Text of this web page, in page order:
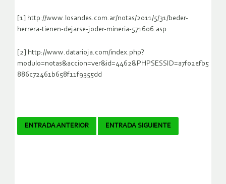
[1] http://www.losandes.com.ar/notas/2011/5/31/beder-
herrera-tienen-dejarse-joder-mineria-571606.asp
[2] http://www.datarioja.com/index.php?
modulo=notas&accion=ver&id=4462&PHPSESSID=a7f02efb5
886c72461b658f11f9355dd
Navegador
ENTRADA ANTERIOR ENTRADA SIGUIENTE